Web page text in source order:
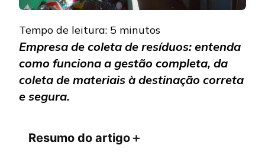
Tempo de leitura: 5 minutos
Empresa de coleta de resíduos: entenda
como funciona a gestão completa, da
coleta de materiais à destinação correta
e segura.
Resumo do artigo＋